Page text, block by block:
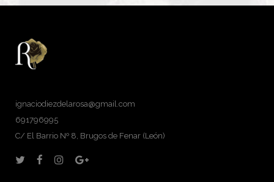
ignaciodiezdelarosa@gmail.com
691796995
C/ El Barrio Nº 8, Brugos de Fenar (León)